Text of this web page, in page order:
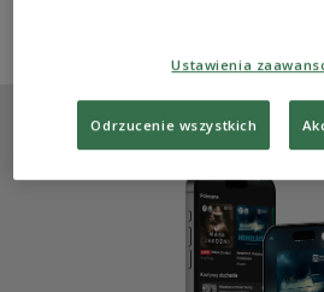
Ustawienia
Odrzucenie wszystkich